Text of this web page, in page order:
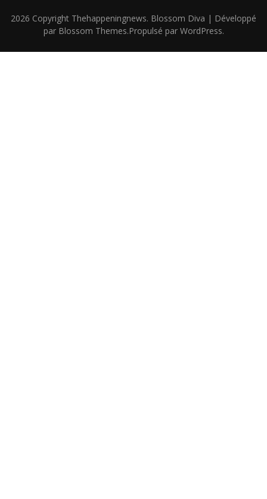
2026 Copyright Thehappeningnews. Blossom Diva | Développé
par Blossom Themes.Propulsé par WordPress.